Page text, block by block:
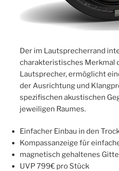
Der im Lautsprecherrand
charakteristisches Merkmal
Lautsprecher, ermöglicht
der Ausrichtung und
spezifischen akustischen
jeweiligen Raumes.
Einfacher Einbau in den
Kompassanzeige für
magnetisch gehaltenes
UVP 799€ pro Stück